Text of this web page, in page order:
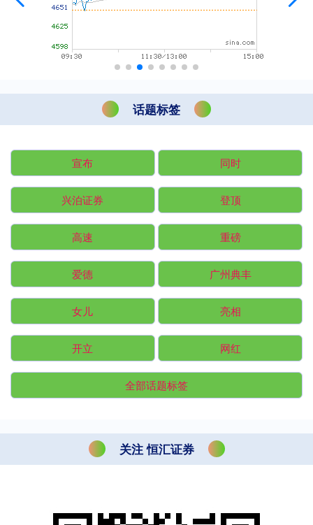
话题标签
宣布 同时
兴泊证券 登顶
高速 重磅
爱德 广州典丰
女儿 亮相
开立 网红
全部话题标签
关注 恒汇证券